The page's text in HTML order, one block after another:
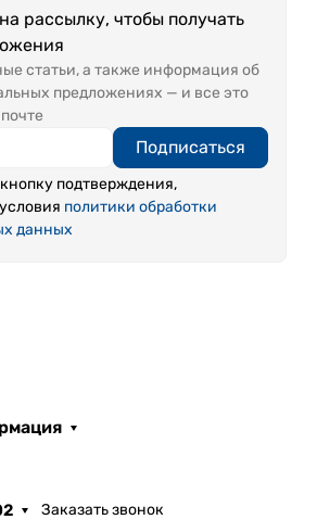
рассылку, чтобы получать
статьи, а также информация об
предложениях — и все это
Подписаться
подтверждения,
политики обработки
данных
Заказать звонок